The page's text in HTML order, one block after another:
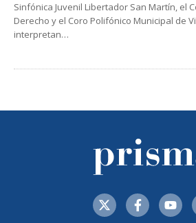
Sinfónica Juvenil Libertador San Martín, el
Derecho y el Coro Polifónico Municipal de
interpretan…